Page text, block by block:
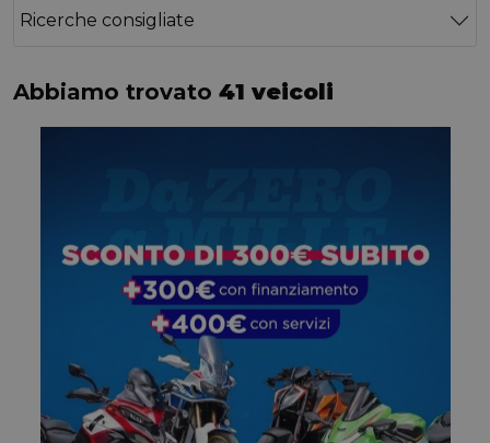
Ricerche consigliate
Abbiamo trovato 41 veicoli